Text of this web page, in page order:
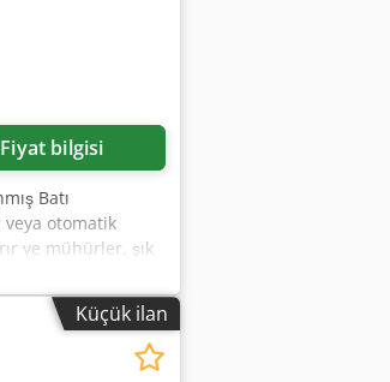
Fiyat bilgisi
Batı
veya otomatik
ve mühürler, şık
Teknik özellikler:
400 x 200 mm
Küçük ilan